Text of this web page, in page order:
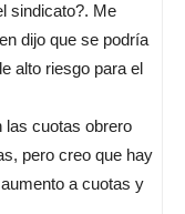
sindicato?. Me
dijo que se podría
alto riesgo para el
las cuotas obrero
pero creo que hay
a cuotas y